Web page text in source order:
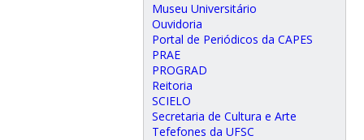
Museu Universitário
Ouvidoria
Portal de Periódicos da CAPES
PRAE
PROGRAD
Reitoria
SCIELO
Secretaria de Cultura e Arte
Tefefones da UFSC